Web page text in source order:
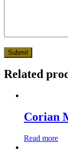
Related
Corian
Read more